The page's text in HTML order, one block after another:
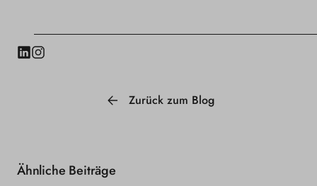
LinkedIn
Instagram
Zurück zum Blog
Ähnliche Beiträge